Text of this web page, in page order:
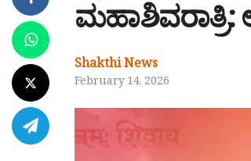
ಮಹಾಶಿವರಾತ್ರಿ:
Shakthi News
February 14, 2026